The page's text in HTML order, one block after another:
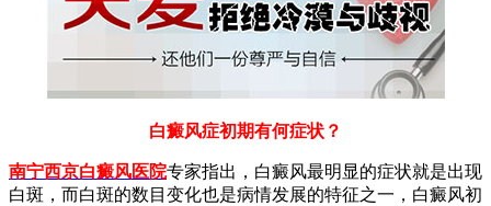
白癜风症初期有何症状？
南宁西京白癜风医院专家指出， 白癜风最明显的症状就是出现
白斑，而白斑的数目变化也是病情发展的特征之一，白癜风初